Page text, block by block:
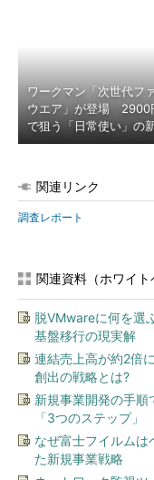
ワークマン「次世代フ
ウエア」が登場 2900
で狙う「日常使い」の
関連リンク
調査レポート
関連資料（ホワイト
脱VMwareに何を選
基盤移行の現実解
連結売上高が約2倍
創出の戦略とは?
新規事業開発の手
「3つのステップ」
なぜ富士フイルムは
た新規事業戦略